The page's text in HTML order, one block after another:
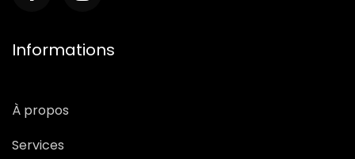
Informations
À propos
Services